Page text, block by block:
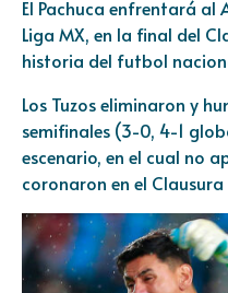
El Pachuca enfrentará al
Liga MX, en la final del
historia del futbol
Los Tuzos eliminaron y
semifinales (3-0, 4-1
escenario, en el cual no
coronaron en el Clausura